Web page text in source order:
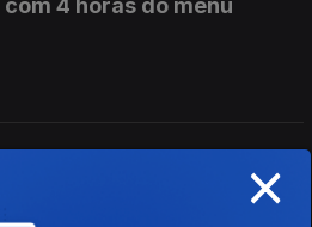
4 horas do menu
40 anos de "Unknown×